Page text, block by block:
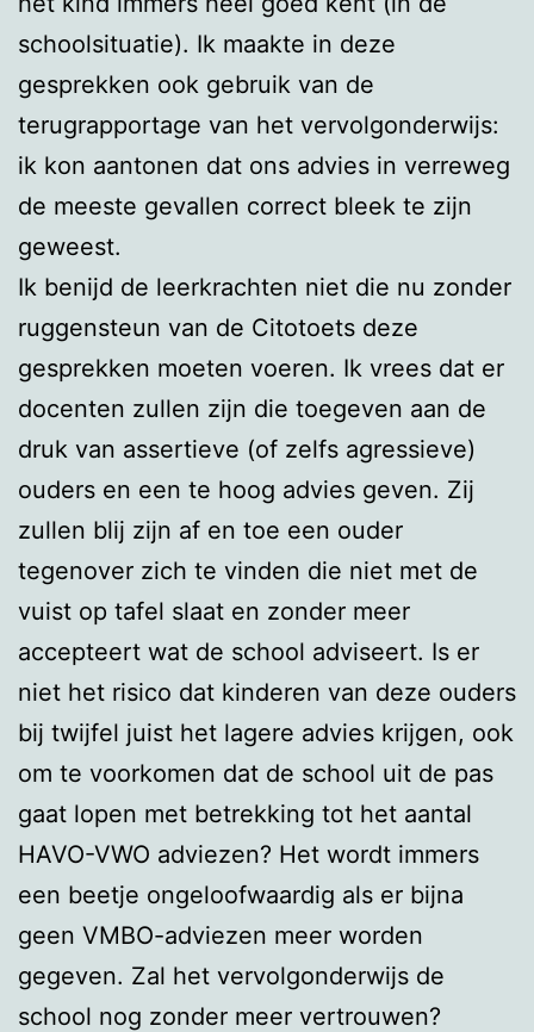
schoolsituatie). Ik maakte in deze
gesprekken ook gebruik van de
terugrapportage van het vervolgonderwijs:
ik kon aantonen dat ons advies in verreweg
de meeste gevallen correct bleek te zijn
geweest.
Ik benijd de leerkrachten niet die nu zonder
ruggensteun van de Citotoets deze
gesprekken moeten voeren. Ik vrees dat er
docenten zullen zijn die toegeven aan de
druk van assertieve (of zelfs agressieve)
ouders en een te hoog advies geven. Zij
zullen blij zijn af en toe een ouder
tegenover zich te vinden die niet met de
vuist op tafel slaat en zonder meer
accepteert wat de school adviseert. Is er
niet het risico dat kinderen van deze ouders
bij twijfel juist het lagere advies krijgen, ook
om te voorkomen dat de school uit de pas
gaat lopen met betrekking tot het aantal
HAVO-VWO adviezen? Het wordt immers
een beetje ongeloofwaardig als er bijna
geen VMBO-adviezen meer worden
gegeven. Zal het vervolgonderwijs de
school nog zonder meer vertrouwen?